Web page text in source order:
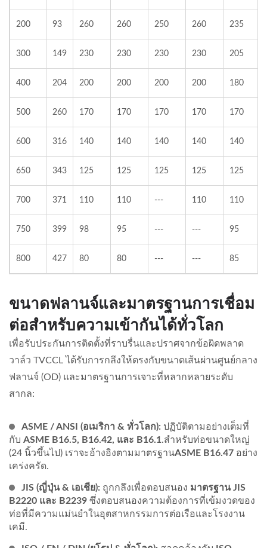
200 93 260 260 250 260 235
300 149 230 230 230 230 205
400 204 200 200 200 200 180
500 260 170 170 170 170 170
600 316 140 140 140 140 140
650 343 125 125 125 125 125
700 371 110 110 --- 110 110
750 399 98 95 --- --- 95
800 427 80 80 --- --- 85
ขนาดฟลานจ์และมาตรฐานการเชื่อม
ต่อสำหรับความเข้ากันได้ทั่วโลก
เพื่อรับประกันการติดตั้งที่ราบรื่นและปราศจากข้อผิดพลาด
วาล์ว TVCCL ได้รับการกลึงให้ตรงกับขนาดเส้นผ่านศูนย์กลาง
ฟลานจ์ (OD) และมาตรฐานการเจาะที่หลากหลายระดับ
สากล:
ASME / ANSI (อเมริกา & ทั่วโลก): ปฏิบัติตามอย่างเต็มที่
กับ ASME B16.5, B16.42, และ B16.1.สำหรับท่อขนาดใหญ่
(24 นิ้วขึ้นไป) เราจะอ้างอิงตามมาตรฐานASME B16.47 อย่าง
เคร่งครัด.
JIS (ญี่ปุ่น & เอเชีย): ถูกกลึงเพื่อตอบสนอง มาตรฐาน JIS
B2220 และ B2239 ซึ่งตอบสนองความต้องการที่เข้มงวดของ
ท่อที่มีความแม่นยำในอุตสาหกรรมการต่อเรือและโรงงาน
เคมี.